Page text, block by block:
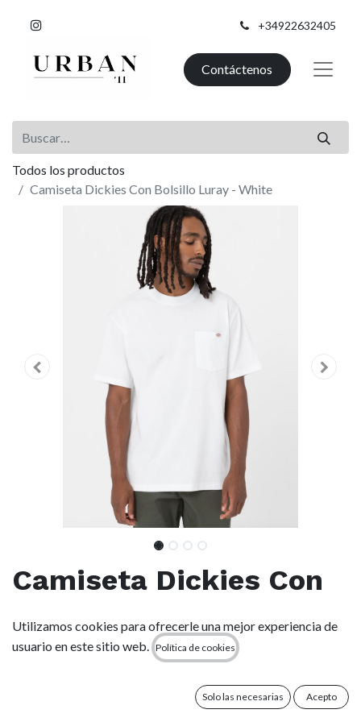
+34922632405
Contáctenos
Todos los productos
Camiseta Dickies Con Bolsillo Luray - White
Camiseta Dickies Con
Bolsillo Luray - White
(0 reseña)
básico para el día a día, diseñado para dar la talla tanto para
explorar la ciudad como para relajarte en casa.
Utilizamos cookies para ofrecerle una mejor experiencia de
usuario en este sitio web.
Política de cookies
Solo las necesarias Acepto